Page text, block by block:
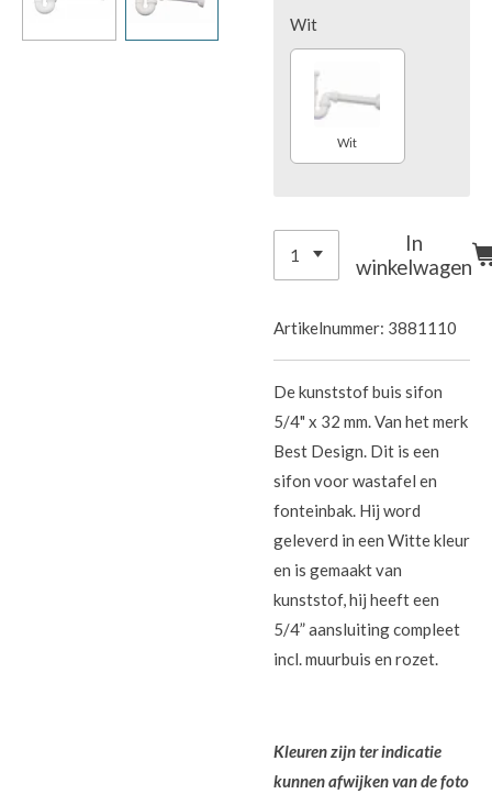
Wit
Wit
In
winkelwagen
Artikelnummer: 3881110
De kunststof buis sifon
5/4" x 32 mm. Van het merk
Best Design. Dit is een
sifon voor wastafel en
fonteinbak. Hij word
geleverd in een Witte kleur
en is gemaakt van
kunststof, hij heeft een
5/4” aansluiting compleet
incl. muurbuis en rozet.
Kleuren zijn ter indicatie
kunnen afwijken van de foto